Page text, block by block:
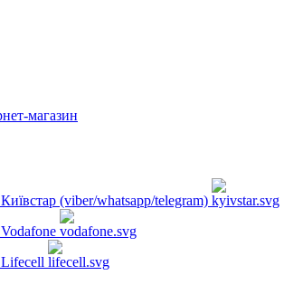
Київстар (viber/whatsapp/telegram)
Vodafone
Lifecell